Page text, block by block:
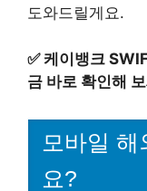
도와드릴게요.
✅케이뱅크
금 바로 확인해
모바일
요?